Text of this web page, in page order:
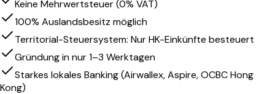
Keine Mehrwertsteuer (0% VAT)
100% Auslandsbesitz möglich
Territorial-Steuersystem: Nur HK-Einkünfte besteuert
Gründung in nur 1–3 Werktagen
Starkes lokales Banking (Airwallex, Aspire, OCBC Hong
Kong)